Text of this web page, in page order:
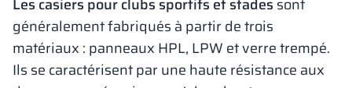
Les casiers pour clubs sportifs et stades sont
généralement fabriqués à partir de trois
matériaux : panneaux HPL, LPW et verre trempé.
Ils se caractérisent par une haute résistance aux